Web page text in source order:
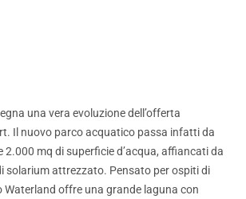
una vera evoluzione dell’offerta
Il nuovo parco acquatico passa infatti da
2.000 mq di superficie d’acqua, affiancati da
solarium attrezzato. Pensato per ospiti di
Waterland offre una grande laguna con